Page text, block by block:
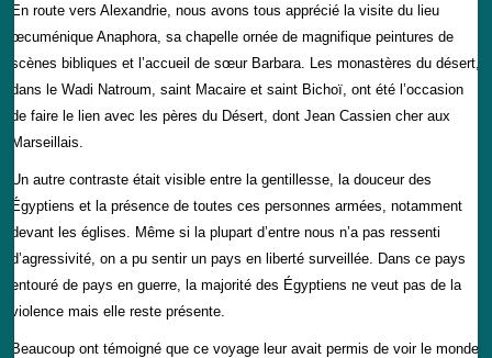
En route vers Alexandrie, nous avons tous apprécié la visite du lieu
œcuménique Anaphora, sa chapelle ornée de magnifique peintures de
scènes bibliques et l’accueil de sœur Barbara. Les monastères du désert,
dans le Wadi Natroum, saint Macaire et saint Bichoï, ont été l’occasion
de faire le lien avec les pères du Désert, dont Jean Cassien cher aux
Marseillais.
Un autre contraste était visible entre la gentillesse, la douceur des
Égyptiens et la présence de toutes ces personnes armées, notamment
devant les églises. Même si la plupart d’entre nous n’a pas ressenti
d’agressivité, on a pu sentir un pays en liberté surveillée. Dans ce pays
entouré de pays en guerre, la majorité des Égyptiens ne veut pas de la
violence mais elle reste présente.
Beaucoup ont témoigné que ce voyage leur avait permis de voir le monde